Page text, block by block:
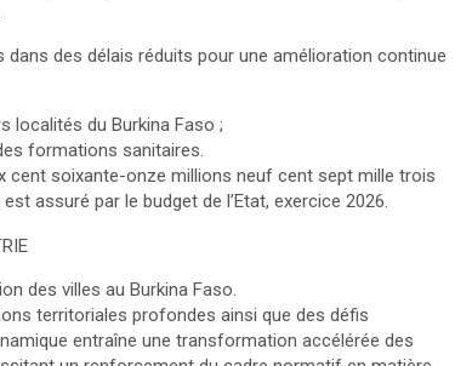
des délais réduits pour une amélioration continue
localités du Burkina Faso ;
formations sanitaires.
cent soixante-onze millions neuf cent sept mille trois
assuré par le budget de l’Etat, exercice 2026.
des villes au Burkina Faso.
territoriales profondes ainsi que des défis
entraîne une transformation accélérée des